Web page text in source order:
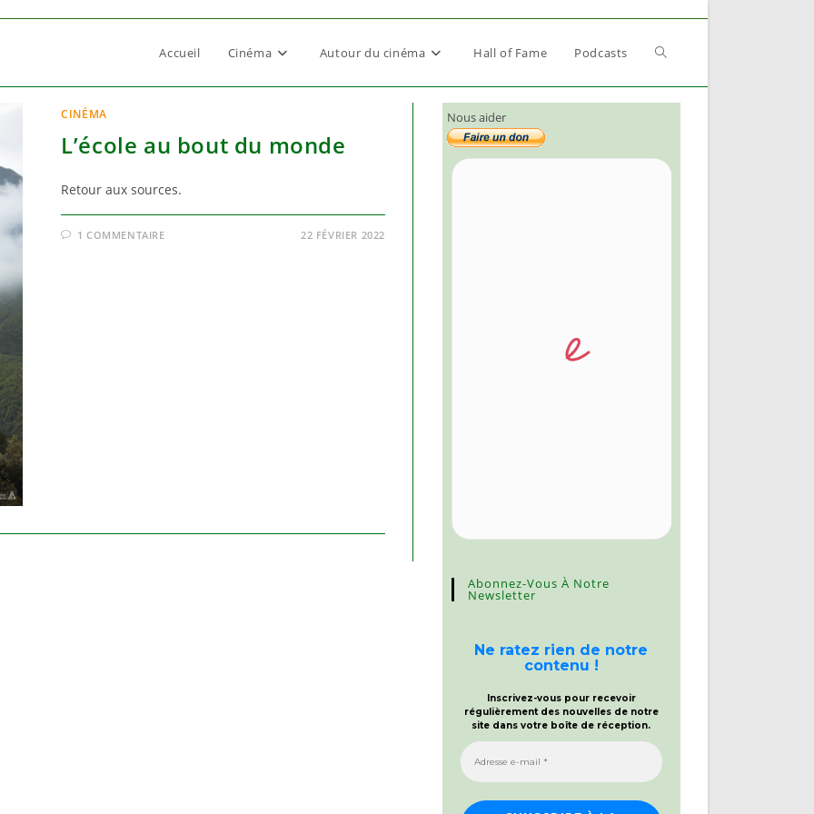
Accueil Cinéma Autour du cinéma Hall of Fame Podcasts Toggle
CINÉMA
L’école au bout du monde
Retour aux sources.
1 COMMENTAIRE 22 FÉVRIER 2022
Nous aider
Abonnez-Vous À Notre
Newsletter
Ne ratez rien de notre
contenu !
Inscrivez-vous pour recevoir
régulièrement des nouvelles de notre
site dans votre boîte de réception.